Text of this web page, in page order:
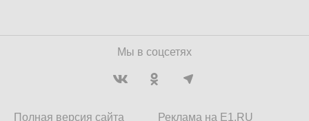
Мы в соцсетях
Полная версия сайта
Реклама на E1.RU